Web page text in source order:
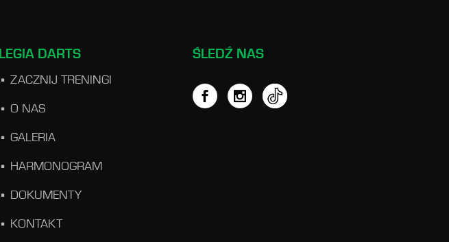
LEGIA DARTS
ZACZNIJ TRENINGI
O NAS
GALERIA
HARMONOGRAM
DOKUMENTY
KONTAKT
ŚLEDŹ NAS